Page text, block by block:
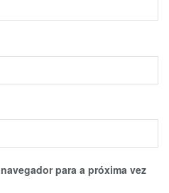
para a próxima vez